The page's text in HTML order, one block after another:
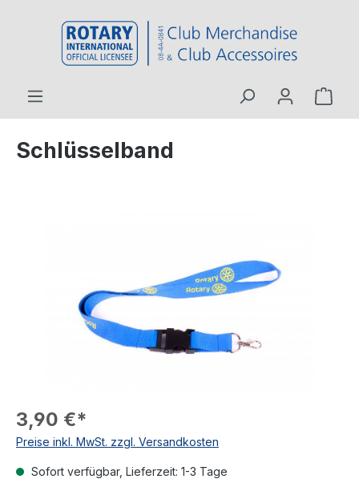
Schlüsselband
3,90 €*
Preise inkl. MwSt. zzgl. Versandkosten
Sofort verfügbar, Lieferzeit: 1-3 Tage